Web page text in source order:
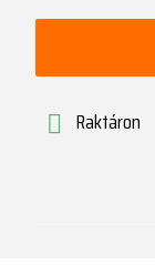
 Raktáron